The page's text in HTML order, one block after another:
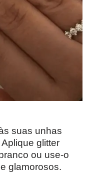
suas unhas
glitter
ou use-o
glamorosos.